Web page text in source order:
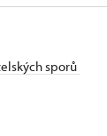
sporů